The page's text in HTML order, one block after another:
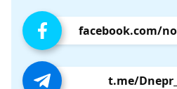
t.me/